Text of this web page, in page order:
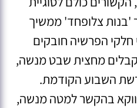
'בנות צלופחד' ממשיך
הפרשיה חובקים
מחצית שבט מנשה,
השבוע הקודמת.
בהקשר למטה מנשה,